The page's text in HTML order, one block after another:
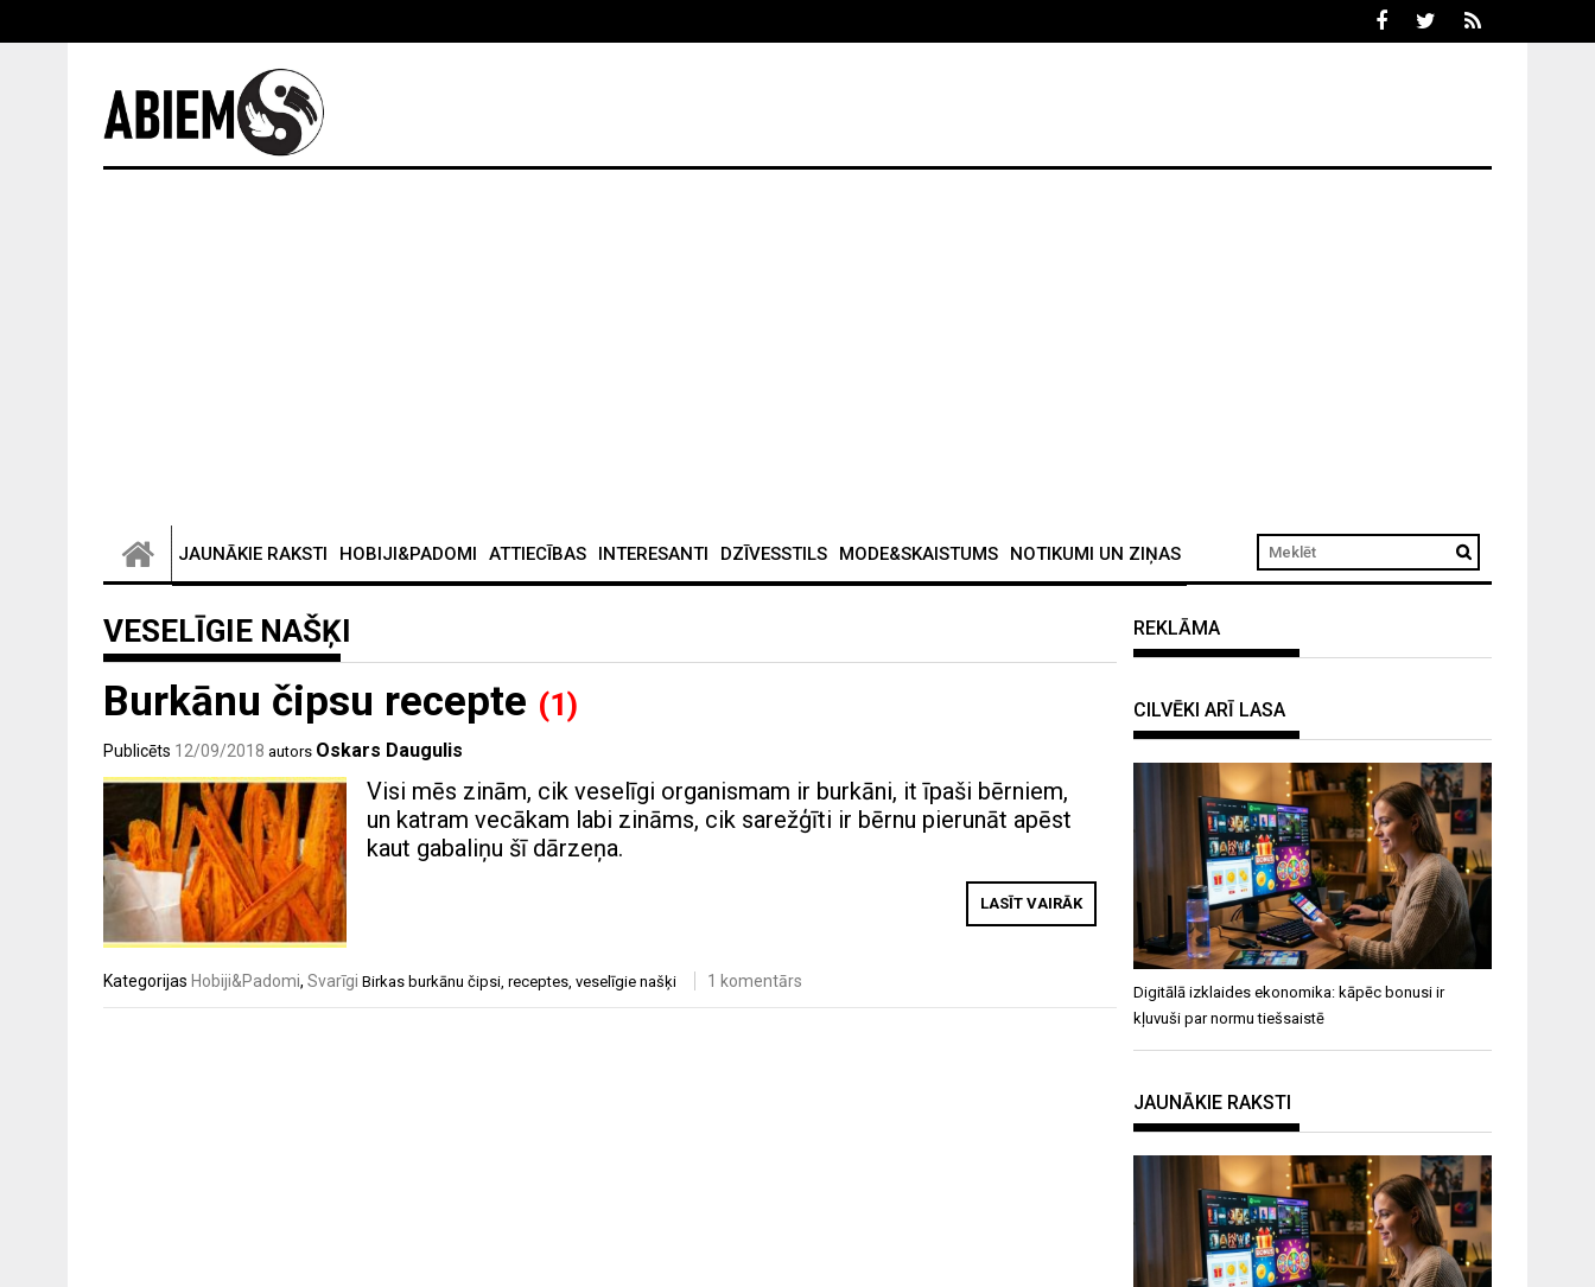
JAUNĀKIE RAKSTI HOBIJI&PADOMI ATTIECĪBAS INTERESANTI DZĪVESSTILS MODE&SKAISTUMS NOTIKUMI UN ZIŅAS
VESELĪGIE NAŠĶI
Burkānu čipsu recepte (1)
Publicēts 12/09/2018 autors Oskars Daugulis
Visi mēs zinām, cik veselīgi organismam ir burkāni, it īpaši bērniem,
un katram vecākam labi zināms, cik sarežģīti ir bērnu pierunāt apēst
kaut gabaliņu šī dārzeņa.
LASĪT VAIRĀK
Kategorijas Hobiji&Padomi, Svarīgi Birkas burkānu čipsi receptes veselīgie našķi 1 komentārs
REKLĀMA
CILVĒKI ARĪ LASA
Digitālā izklaides ekonomika: kāpēc bonusi ir
kļuvuši par normu tiešsaistē
JAUNĀKIE RAKSTI